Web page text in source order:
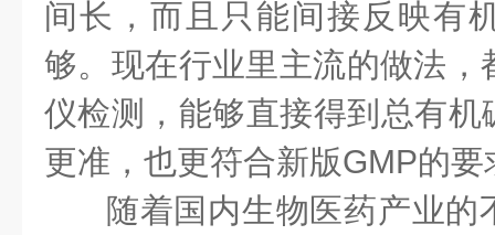
间长，而且只能间接反映有
够。现在行业里主流的做法，
仪检测，能够直接得到总有
更准，也更符合新版GMP的要
随着国内生物医药产业的